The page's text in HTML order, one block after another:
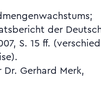
Gerhard Merk,